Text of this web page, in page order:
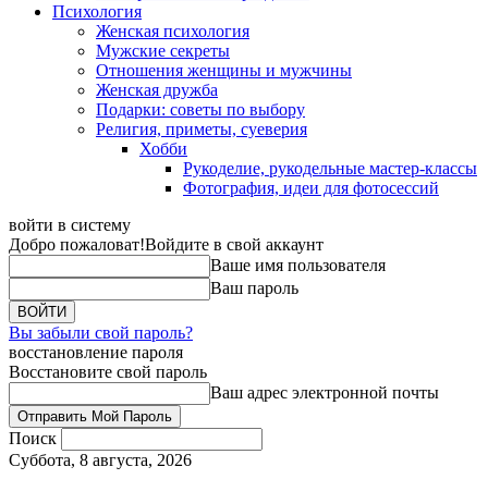
Психология
Женская психология
Мужские секреты
Отношения женщины и мужчины
Женская дружба
Подарки: советы по выбору
Религия, приметы, суеверия
Хобби
Рукоделие, рукодельные мастер-классы
Фотография, идеи для фотосессий
войти в систему
Добро пожаловат!Войдите в свой аккаунт
Ваше имя пользователя
Ваш пароль
Вы забыли свой пароль?
восстановление пароля
Восстановите свой пароль
Ваш адрес электронной почты
Поиск
Суббота, 8 августа, 2026